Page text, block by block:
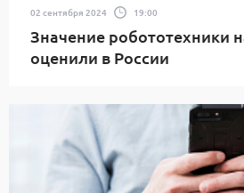
02 сентября 2024 19:00
Значение робототехники
оценили в России